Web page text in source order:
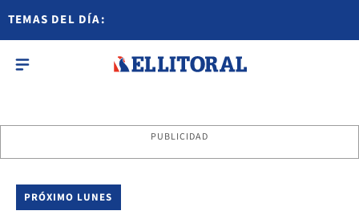
TEMAS DEL DÍA:
PUBLICIDAD
PRÓXIMO LUNES